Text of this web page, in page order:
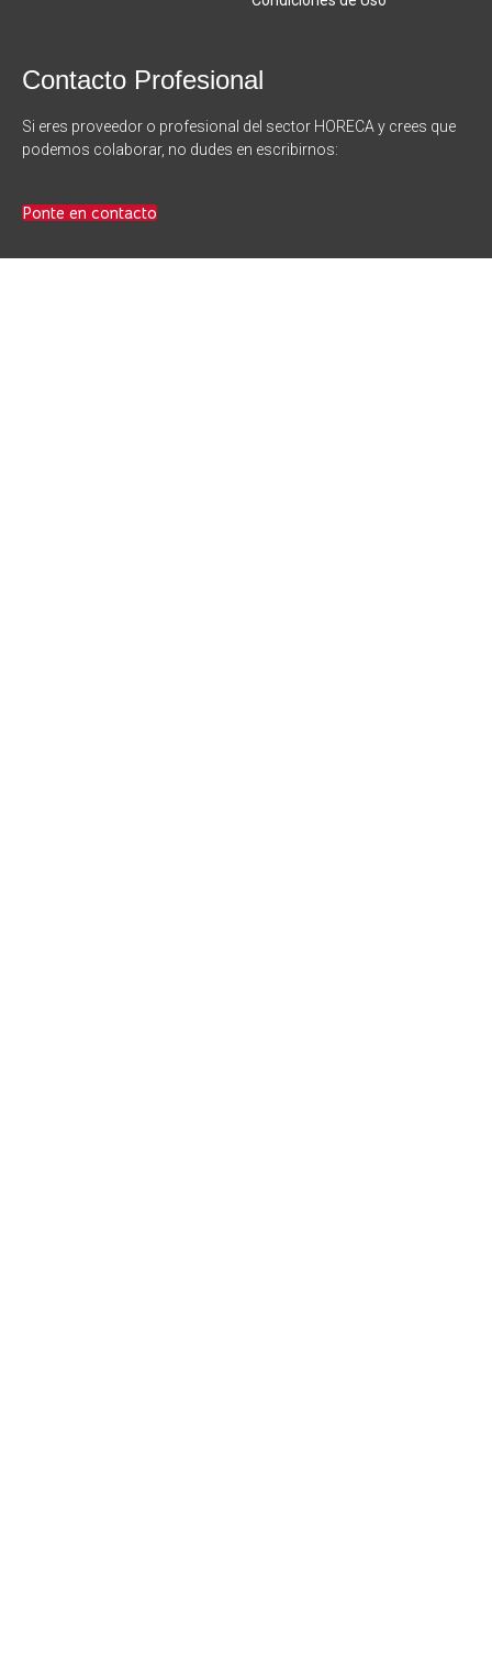
Contacto Profesional
Si eres proveedor o profesional del sector HORECA y crees que
podemos colaborar, no dudes en escribirnos:
Ponte en contacto